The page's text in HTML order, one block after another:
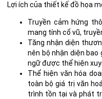
Lợi ích của thiết kế đồ họa
Truyền cảm hứng
mang tính cổ vũ,
Tăng nhận diện
nên bộ nhận diện bao
ngữ được thể hiện
Thể hiện văn hóa
toàn bộ giá trị văn
trình tồn tại và phát